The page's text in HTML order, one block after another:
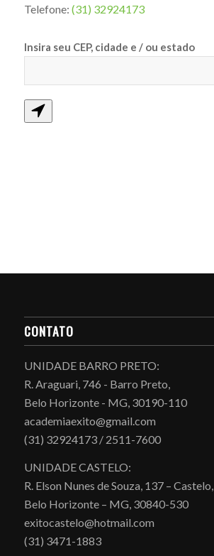
Telefone: (31) 32924173
Insira seu CEP, cidade e / ou estado
CONTATO
UNIDADE BARRO PRETO:
R. Araguari, 746 - Barro Preto,
Belo Horizonte - MG, 30190-110
academiaexito@gmail.com
(31) 32924173 / 2511-7600
UNIDADE CASTELO:
R. Elson Nunes de Souza, 137 – Castelo,
Belo Horizonte – MG, 30840-530
exitocastelo@hotmail.com
(31) 3471-1883